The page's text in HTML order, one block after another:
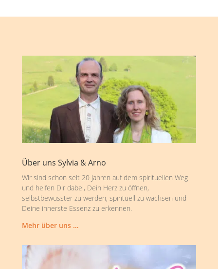
Über uns Sylvia & Arno
Wir sind schon seit 20 Jahren auf dem spirituellen Weg
und helfen Dir dabei, Dein Herz zu öffnen,
selbstbewusster zu werden, spirituell zu wachsen und
Deine innerste Essenz zu erkennen.
Mehr über uns …